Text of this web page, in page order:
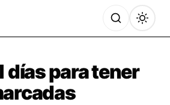
días para tener